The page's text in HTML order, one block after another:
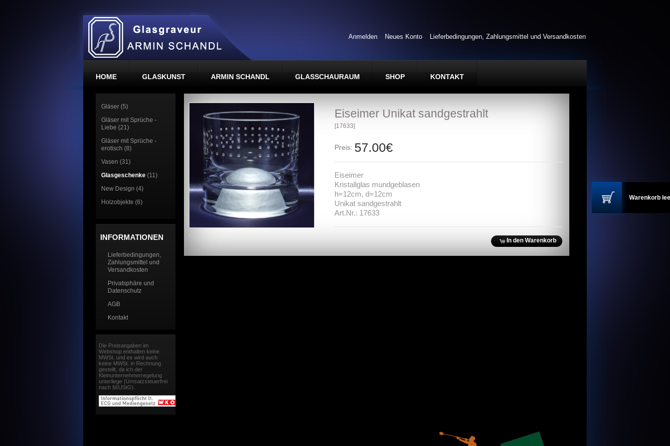
Warenkorb
Anmelden Neues Konto Lieferbedingungen, Zahlungsmittel und Versandkosten
HOME GLASKUNST ARMIN SCHANDL GLASSCHAURAUM SHOP KONTAKT
Eiseimer Unikat sandgestrahlt
[17633]
Preis: 57.00€
Eiseimer
Kristallglas mundgeblasen
h=12cm, d=12cm
Unikat sandgestrahlt
Art.Nr.: 17633
In den Warenkorb
Gläser (5)
Gläser mit Sprüche -
Liebe (21)
Gläser mit Sprüche -
erotisch (8)
Vasen (31)
Glasgeschenke (11)
New Design (4)
Holzobjekte (6)
INFORMATIONEN
Lieferbedingungen,
Zahlungsmittel und
Versandkosten
Privatsphäre und
Datenschutz
AGB
Kontakt
Die Preisangaben im
Webshop enthalten keine
MWSt. und es wird auch
keine MWSt. in Rechnung
gestellt, da ich der
Kleinunternehmerregelung
unterliege (Umsatzsteuerfrei
nach §6UStG).